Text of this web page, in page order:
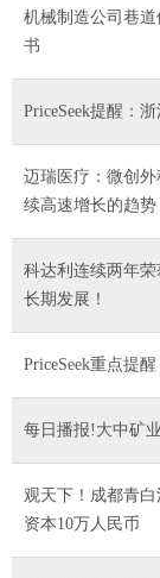
机械制造公司巷
书
PriceSeek提醒：
迈瑞医疗：微创
续高速增长的趋
科达利连续两年
长期发展！
PriceSeek重点提
每日播报!大中矿
观天下！成都青
资本10万人民币